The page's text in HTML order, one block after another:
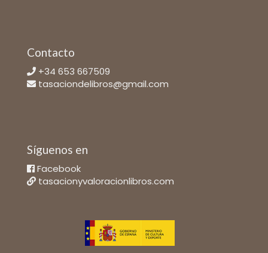
Contacto
+34 653 667509
tasaciondelibros@gmail.com
Síguenos en
Facebook
tasacionyvaloracionlibros.com